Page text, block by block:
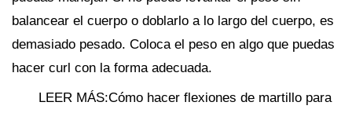
balancear el cuerpo o doblarlo a lo largo del cuerpo, es
demasiado pesado. Coloca el peso en algo que puedas
hacer curl con la forma adecuada.
LEER MÁS:Cómo hacer flexiones de martillo para